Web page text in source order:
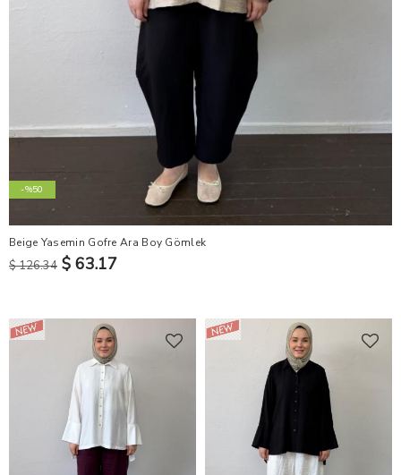
-%50
Beige Yasemin Gofre Ara Boy Gömlek
$ 126.34 $ 63.17